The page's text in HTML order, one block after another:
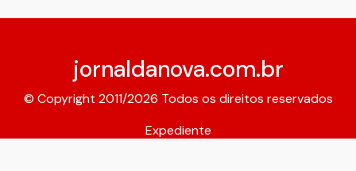
jornaldanova.com.br
© Copyright 2011/2026 Todos os direitos reservados
Expediente